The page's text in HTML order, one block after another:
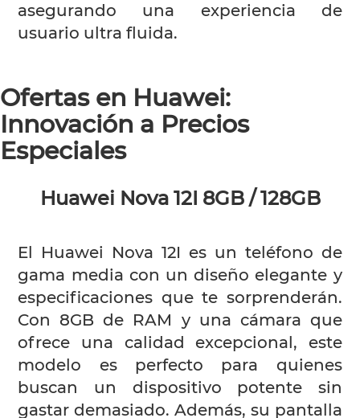
asegurando una experiencia de
usuario ultra fluida.
Ofertas en Huawei:
Innovación a Precios
Especiales
Huawei Nova 12I 8GB / 128GB
El Huawei Nova 12I es un teléfono de
gama media con un diseño elegante y
especificaciones que te sorprenderán.
Con 8GB de RAM y una cámara que
ofrece una calidad excepcional, este
modelo es perfecto para quienes
buscan un dispositivo potente sin
gastar demasiado. Además, su pantalla